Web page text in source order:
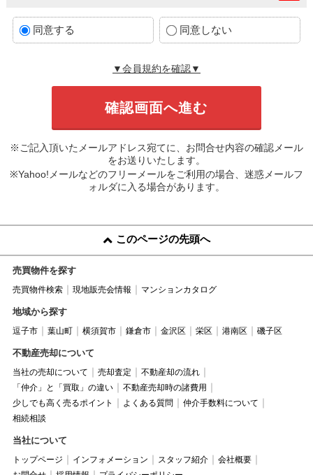
同意する 同意しない
▼会員規約を確認▼
※ご記入頂いたメールアドレス宛てに、お問合せ内容の確認メール
をお送りいたします。
※Yahoo!メールなどのフリーメールをご利用の場合、迷惑メールフ
ォルダに入る場合があります。
このページの先頭へ
売買物件を探す
売買物件検索 現地販売会情報 マンションカタログ
地域から探す
逗子市 葉山町 横須賀市 鎌倉市 金沢区 栄区 港南区 磯子区
不動産売却について
当社の売却について 売却査定
不動産却の流れ
「仲介」と「買取」の違い
不動産売却時の諸費用
少しでも高く売るポイント
よくある質問
仲介手数料について
相続相談
当社について
トップページ インフォメーション スタッフ紹介
会社概要